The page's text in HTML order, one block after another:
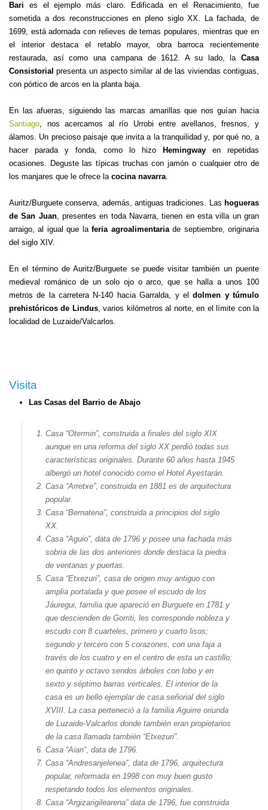
Bari es el ejemplo más claro. Edificada en el Renacimiento, fue
sometida a dos reconstrucciones en pleno siglo XX. La fachada, de
1699, está adornada con relieves de temas populares, mientras que en
el interior destaca el retablo mayor, obra barroca recientemente
restaurada, así como una campana de 1612. A su lado, la Casa
Consistorial presenta un aspecto similar al de las viviendas contiguas,
con pórtico de arcos en la planta baja.
En las afueras, siguiendo las marcas amarillas que nos guían hacia
Santiago, nos acercamos al río Urrobi entre avellanos, fresnos, y
álamos. Un precioso paisaje que invita a la tranquilidad y, por qué no, a
hacer parada y fonda, como lo hizo
Hemingway en repetidas
ocasiones. Deguste las típicas truchas con jamón o cualquier otro de
los manjares que le ofrece la cocina navarra.
Auritz/Burguete conserva, además, antiguas tradiciones. Las hogueras
de San Juan, presentes en toda Navarra, tienen en esta villa un gran
arraigo, al igual que laferia agroalimentariade septiembre, originaria
del siglo XIV.
En el término de Auritz/Burguete se puede visitar también un puente
medieval románico de un solo ojo o arco, que se halla a unos 100
metros de la carretera N-140 hacia Garralda, y eldolmen y túmulo
prehistóricos de Lindus, varios kilómetros al norte, en el límite con la
localidad de Luzaide/Valcarlos.
Visita
Las Casas del Barrio de Abajo
Casa “Otermin”, construida a finales del siglo XIX
aunque en una reforma del siglo XX perdió todas sus
características originales. Durante 60 años hasta 1945
albergó un hotel conocido como el Hotel Ayestarán.
Casa “Arretxe”, construida en 1881 es de arquitectura
popular.
Casa “Bernatena”, construida a principios del siglo
XX.
Casa “Aguio”, data de 1796 y posee una fachada más
sobria de las dos anteriores donde destaca la piedra
de ventanas y puertas.
Casa “Etxezuri”, casa de origen muy antiguo con
amplia portalada y que posee el escudo de los
Jáuregui, familia que apareció en Burguete en 1781 y
que descienden de Gorriti, les corresponde nobleza y
escudo con 8 cuarteles, primero y cuarto lisos;
segundo y tercero con 5 corazones, con una faja a
través de los cuatro y en el centro de esta un castillo;
en quinto y octavo sendos árboles con lobo y en
sexto y séptimo barras verticales. El interior de la
casa es un bello ejemplar de casa señorial del siglo
XVIII. La casa perteneció a la familia Aguirre oriunda
de Luzaide-Valcarlos donde también eran propietarios
de la casa llamada también “Etxezuri”.
Casa “Aian”, data de 1796.
Casa “Andresanjelenea”, data de 1796, arquitectura
popular, reformada en 1998 con muy buen gusto
respetando todos los elementos originales.
Casa “Argizarigilearena” data de 1796, fue construida